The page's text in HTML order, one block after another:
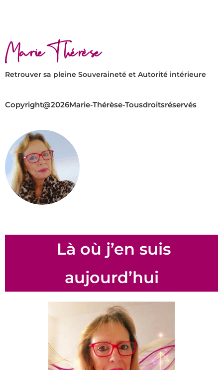
Marie-Thérèse
Retrouver sa pleine Souveraineté et Autorité intérieure
Copyright@2026Marie-Thérèse-Tousdroitsréservés
Là où j’en suis
aujourd’hui